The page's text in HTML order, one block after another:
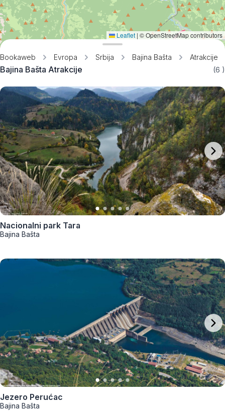
Bookaweb Evropa Srbija Bajina Bašta Atrakcije
Bajina Bašta Atrakcije (6 )
Nacionalni park Tara
Bajina Bašta
Jezero Perućac
Bajina Bašta
Leaflet | © OpenStreetMap contributors